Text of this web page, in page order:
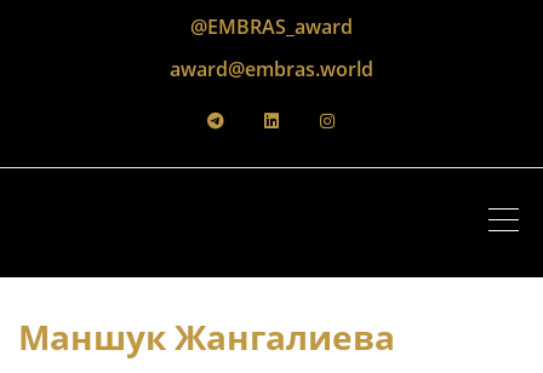
@EMBRAS_award
award@embras.world
МаншукЖангалиева